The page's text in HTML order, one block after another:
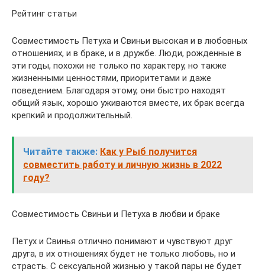
Рейтинг статьи
Совместимость Петуха и Свиньи высокая и в любовных
отношениях, и в браке, и в дружбе. Люди, рожденные в
эти годы, похожи не только по характеру, но также
жизненными ценностями, приоритетами и даже
поведением. Благодаря этому, они быстро находят
общий язык, хорошо уживаются вместе, их брак всегда
крепкий и продолжительный.
Читайте также: Как у Рыб получится
совместить работу и личную жизнь в 2022
году?
Совместимость Свиньи и Петуха в любви и браке
Петух и Свинья отлично понимают и чувствуют друг
друга, в их отношениях будет не только любовь, но и
страсть. С сексуальной жизнью у такой пары не будет